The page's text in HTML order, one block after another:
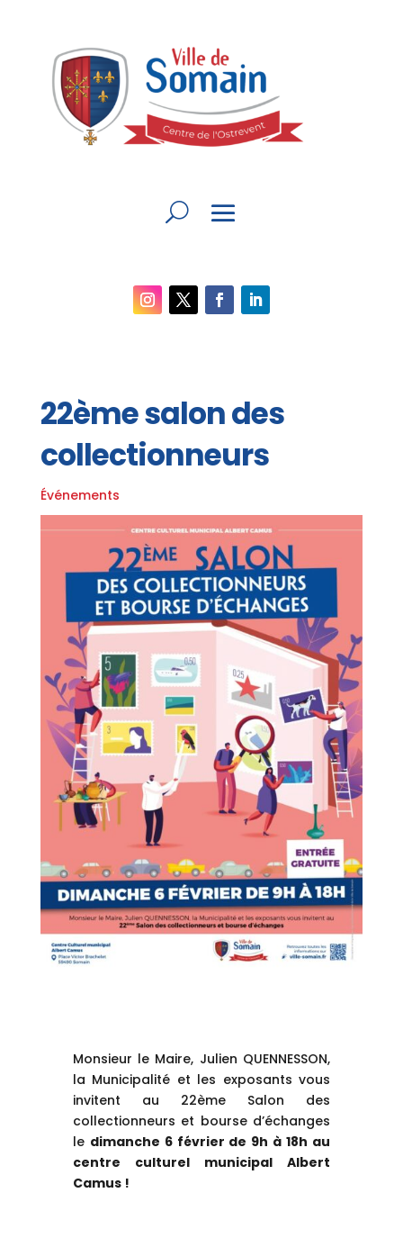
22ème salon des
collectionneurs
Événements
Monsieur le Maire, Julien QUENNESSON,
la Municipalité et les exposants vous
invitent au 22ème Salon des
collectionneurs et bourse d’échanges
le dimanche 6 février de 9h à 18h au
centre culturel municipal Albert
Camus !